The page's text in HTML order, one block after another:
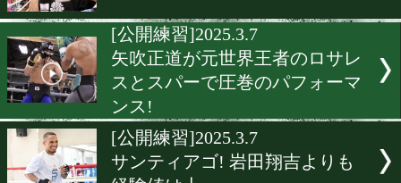
今、日本語学習中!
[公開練習]2025.3.19
重岡優大! リベンジ一択で
奪還を誓う!